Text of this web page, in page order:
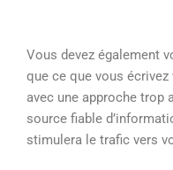
Vous devez également
que ce que vous
avec une approche trop
source fiable
stimulera le trafic vers